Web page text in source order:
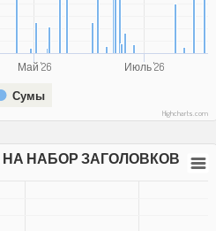
Май '26 Июль '26
Сумы
Highcharts.com
НАБОР ЗАГОЛОВКОВ